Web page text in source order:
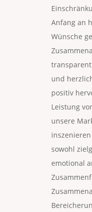
Anfang an
Wünsche
und
positiv
Leistung
unsere
sowohl
emotional